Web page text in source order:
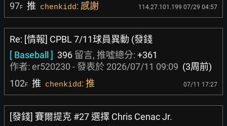
97F 推 chenkidd: 感謝 114.27.101.199 07/29 04:57
Re: [情報] CPBL 7/11球員異動 (發錢
[ Baseball ] 396 留言, 推噓總分: +361
作者: er520230 - 發表於 2026/07/11 09:09 (3周前)
102F 推 chenkidd: 推 07/11 17:27
[發錢] 賽爾提克 #27 選擇 Chris Cenac Jr.